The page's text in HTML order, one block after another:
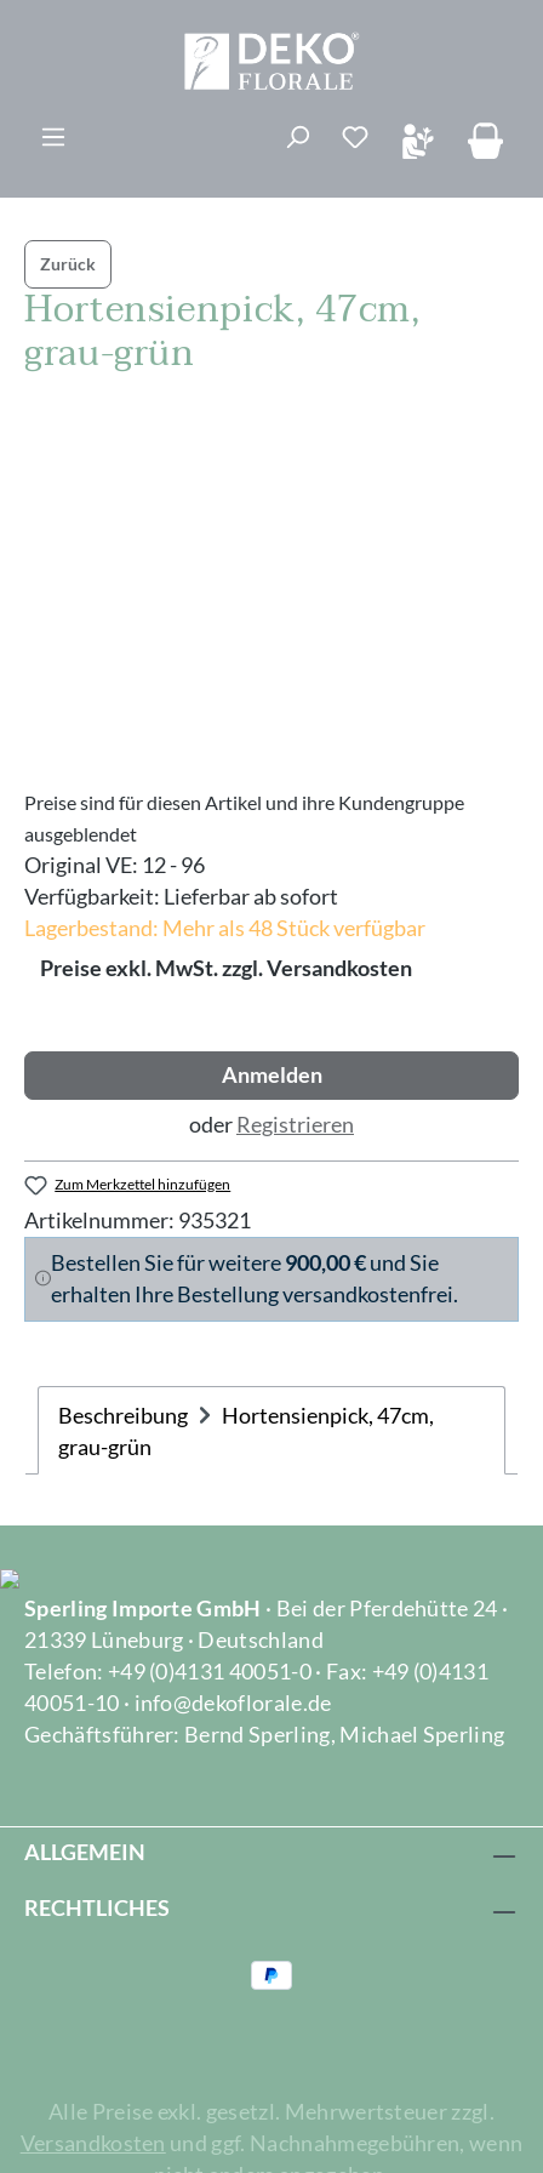
Du hast 0
Zurück
Hortensienpick, 47cm,
grau-grün
Preise sind für diesen Artikel und ihre Kundengruppe
ausgeblendet
Original VE: 12 - 96
Verfügbarkeit: Lieferbar ab sofort
Lagerbestand: Mehr als 48 Stück verfügbar
Preise exkl. MwSt. zzgl. Versandkosten
Anmelden
oderRegistrieren
Zum Merkzettel hinzufügen
Artikelnummer: 935321
Bestellen Sie für weitere900,00 €und Sie
erhalten Ihre Bestellung versandkostenfrei.
Beschreibung
Hortensienpick, 47cm,
grau-grün
Sperling Importe GmbH · Bei der Pferdehütte 24 ·
21339 Lüneburg · Deutschland
Telefon: +49 (0)4131 40051-0 · Fax: +49 (0)4131
40051-10 · info@dekoflorale.de
Gechäftsführer: Bernd Sperling, Michael Sperling
ALLGEMEIN
RECHTLICHES
Alle Preise exkl. gesetzl. Mehrwertsteuer zzgl.
Versandkosten und ggf. Nachnahmegebühren, wenn